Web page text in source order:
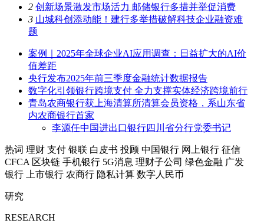
2 创新场景激发市场活力 邮储银行多措并举促消费
3 山城科创添动能！建行多举措破解科技企业融资难
题
案例｜2025年全球企业AI应用调查：日益扩大的AI价
值差距
央行发布2025年前三季度金融统计数据报告
数字化引领银行跨境支付 全力支撑实体经济跨境前行
青岛农商银行获上海清算所清算会员资格，系山东省
内农商银行首家
李源任中国进出口银行四川省分行党委书记
热词 理财 支付 银联 白皮书 投顾 中国银行 网上银行 征信
CFCA 区块链 手机银行 5G消息 理财子公司 绿色金融 广发
银行
上市银行 农商行 隐私计算 数字人民币
研究
RESEARCH